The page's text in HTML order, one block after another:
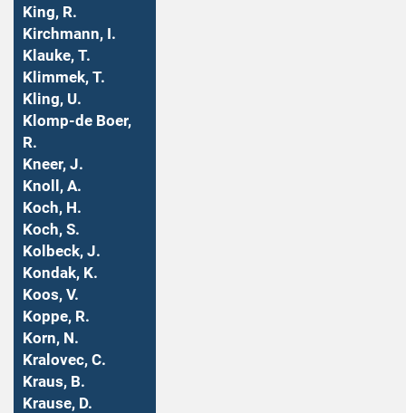
King, R.
Kirchmann, I.
Klauke, T.
Klimmek, T.
Kling, U.
Klomp-de Boer,
R.
Kneer, J.
Knoll, A.
Koch, H.
Koch, S.
Kolbeck, J.
Kondak, K.
Koos, V.
Koppe, R.
Korn, N.
Kralovec, C.
Kraus, B.
Krause, D.